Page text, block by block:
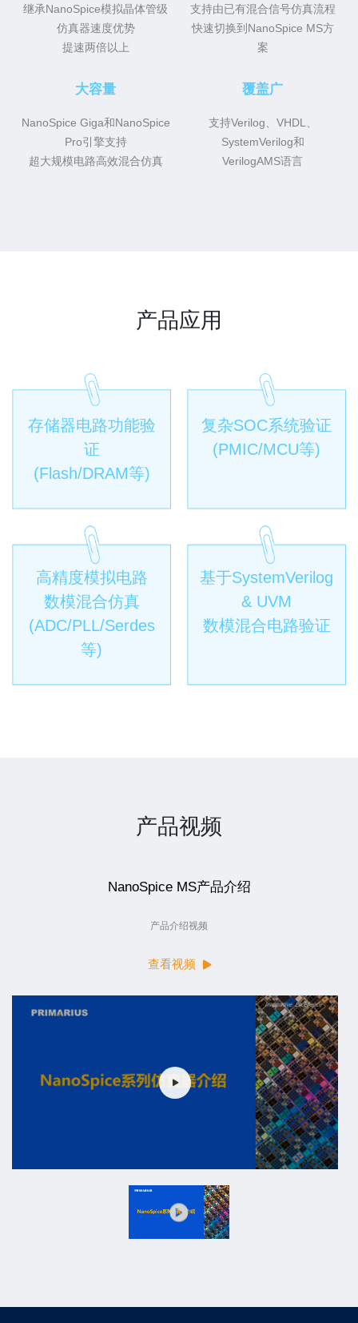
继承NanoSpice模拟晶体管级
仿真器速度优势
提速两倍以上
支持由已有混合信号仿真流程
快速切换到NanoSpice MS方
案
大容量
NanoSpice Giga和NanoSpice
Pro引擎支持
超大规模电路高效混合仿真
覆盖广
支持Verilog、VHDL、
SystemVerilog和
VerilogAMS语言
产品应用
存储器电路功能验
证
(Flash/DRAM等)
复杂SOC系统验证
(PMIC/MCU等)
高精度模拟电路
数模混合仿真
(ADC/PLL/Serdes
等)
基于SystemVerilog
& UVM
数模混合电路验证
产品视频
NanoSpice MS产品介绍
产品介绍视频
查看视频